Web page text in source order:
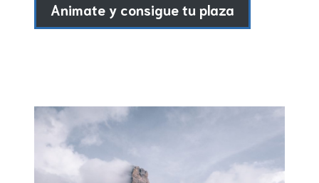
Animate y consigue tu plaza